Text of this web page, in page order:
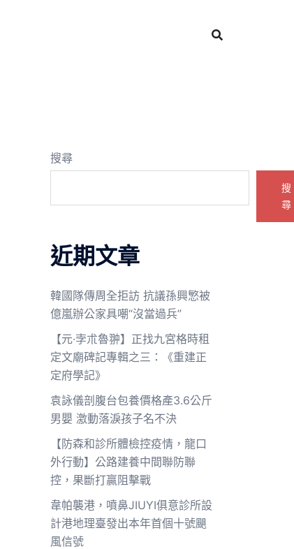
搜尋
搜
尋
近期文章
韓國隊傳周全拒訪 抗議孫興慜被
億嵐辦公家具嘲“沒當過兵”
【元·孛朮魯翀】正找九宮格時租
定文廟碑記專輯之三：《重建正
定府學記》
袁詠儀剖腹台包養價格產3.6公斤
男嬰 激動落淚孩子名不決
【防森和診所體檢控疫情，龍口
外行動】公路建養中間聯防聯
控，果斷打贏阻擊戰
韋帕襲港，噴鼻JIUYI俱意診所設
計港地理臺發出本年首個十號颶
風信號